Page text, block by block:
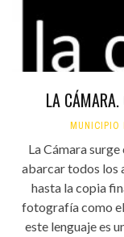
LA CÁMARA.
La Cámara
abarcar todos los
hasta la copia
fotografía como
este lenguaje es